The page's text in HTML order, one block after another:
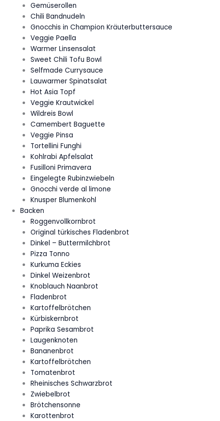
Gemüserollen
Chili Bandnudeln
Gnocchis in Champion Kräuterbuttersauce
Veggie Paella
Warmer Linsensalat
Sweet Chili Tofu Bowl
Selfmade Currysauce
Lauwarmer Spinatsalat
Hot Asia Topf
Veggie Krautwickel
Wildreis Bowl
Camembert Baguette
Veggie Pinsa
Tortellini Funghi
Kohlrabi Apfelsalat
Fusilloni Primavera
Eingelegte Rubinzwiebeln
Gnocchi verde al limone
Knusper Blumenkohl
Backen
Roggenvollkornbrot
Original türkisches Fladenbrot
Dinkel – Buttermilchbrot
Pizza Tonno
Kurkuma Eckies
Dinkel Weizenbrot
Knoblauch Naanbrot
Fladenbrot
Kartoffelbrötchen
Kürbiskernbrot
Paprika Sesambrot
Laugenknoten
Bananenbrot
Kartoffelbrötchen
Tomatenbrot
Rheinisches Schwarzbrot
Zwiebelbrot
Brötchensonne
Karottenbrot